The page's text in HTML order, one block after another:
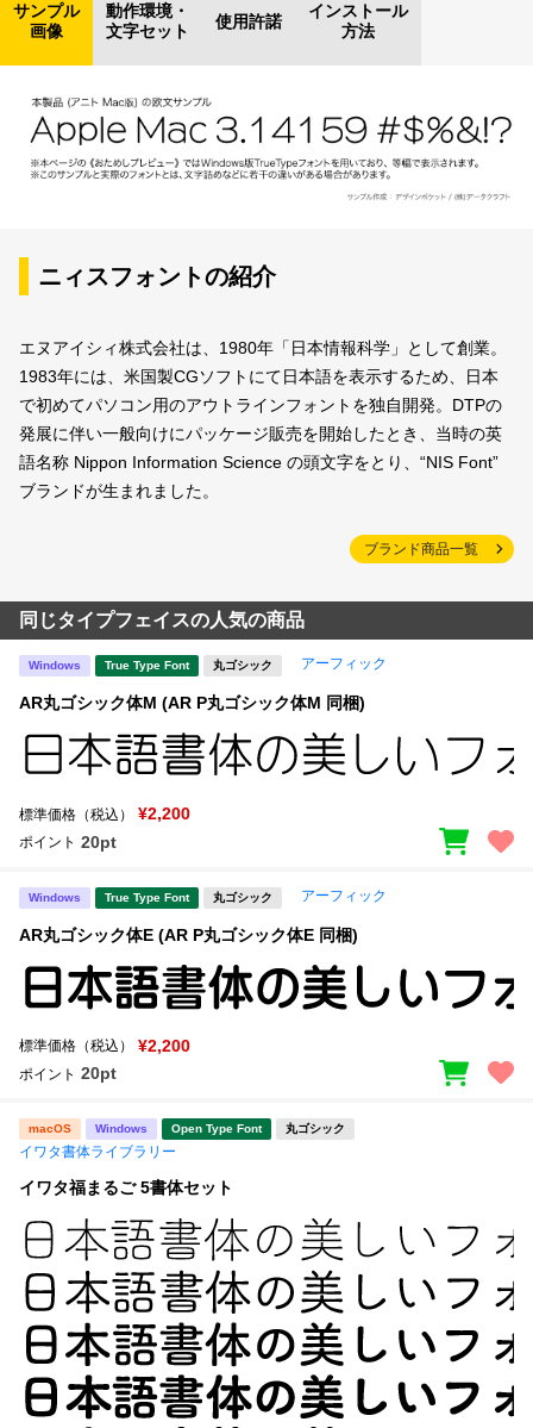
サンプル
画像
動作環境・
文字セット
使用許諾
インストール
方法
ニィスフォントの紹介
エヌアイシィ株式会社は、1980年「日本情報科学」として創業。
1983年には、米国製CGソフトにて日本語を表示するため、日本
で初めてパソコン用のアウトラインフォントを独自開発。DTPの
発展に伴い一般向けにパッケージ販売を開始したとき、当時の英
語名称 Nippon Information Science の頭文字をとり、“NIS Font”
ブランドが生まれました。
ブランド商品一覧
同じタイプフェイスの人気の商品
Windows True Type Font 丸ゴシック アーフィック
AR丸ゴシック体M (AR P丸ゴシック体M 同梱)
標準価格（税込） ¥2,200
ポイント 20pt
Windows True Type Font 丸ゴシック アーフィック
AR丸ゴシック体E (AR P丸ゴシック体E 同梱)
標準価格（税込） ¥2,200
ポイント 20pt
macOS Windows Open Type Font 丸ゴシック
イワタ書体ライブラリー
イワタ福まるご 5書体セット